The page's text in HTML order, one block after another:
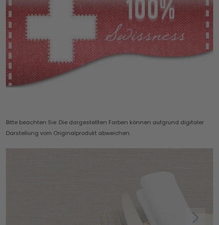
Bitte beachten Sie: Die dargestellten Farben können aufgrund digitaler
Darstellung vom Originalprodukt abweichen.